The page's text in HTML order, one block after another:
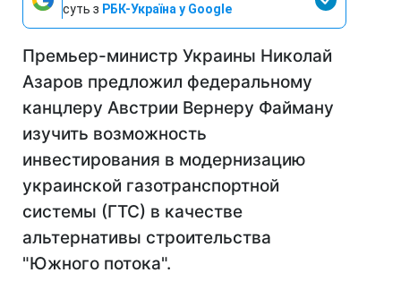
суть з РБК-Україна у Google
Премьер-министр Украины Николай
Азаров предложил федеральному
канцлеру Австрии Вернеру Файману
изучить возможность
инвестирования в модернизацию
украинской газотранспортной
системы (ГТС) в качестве
альтернативы строительства
"Южного потока".